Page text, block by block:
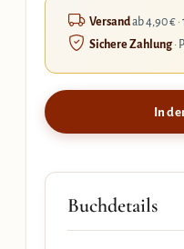
Versandab 4,90 €
Sichere Zahlung·
In
Buchdetails